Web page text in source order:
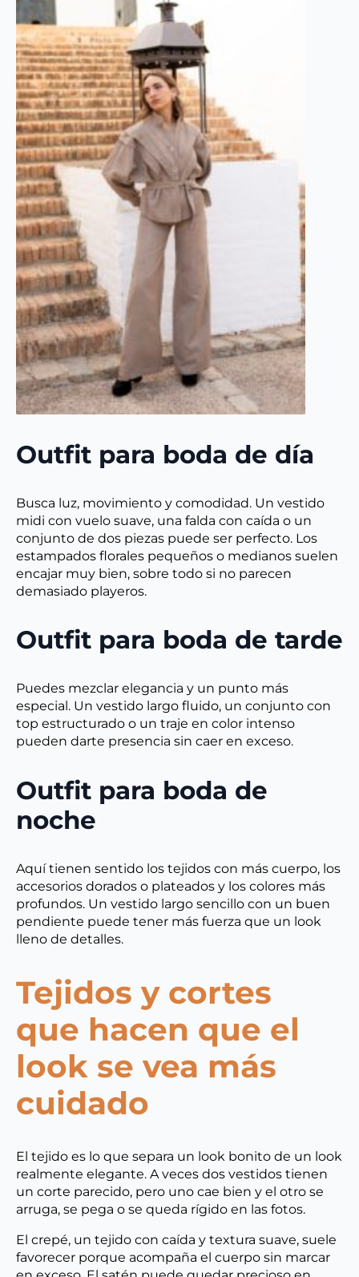
Outfit para boda de día
Busca luz, movimiento y comodidad. Un vestido
midi con vuelo suave, una falda con caída o un
conjunto de dos piezas puede ser perfecto. Los
estampados florales pequeños o medianos suelen
encajar muy bien, sobre todo si no parecen
demasiado playeros.
Outfit para boda de tarde
Puedes mezclar elegancia y un punto más
especial. Un vestido largo fluido, un conjunto con
top estructurado o un traje en color intenso
pueden darte presencia sin caer en exceso.
Outfit para boda de
noche
Aquí tienen sentido los tejidos con más cuerpo, los
accesorios dorados o plateados y los colores más
profundos. Un vestido largo sencillo con un buen
pendiente puede tener más fuerza que un look
lleno de detalles.
Tejidos y cortes
que hacen que el
look se vea más
cuidado
El tejido es lo que separa un look bonito de un look
realmente elegante. A veces dos vestidos tienen
un corte parecido, pero uno cae bien y el otro se
arruga, se pega o se queda rígido en las fotos.
El crepé, un tejido con caída y textura suave, suele
favorecer porque acompaña el cuerpo sin marcar